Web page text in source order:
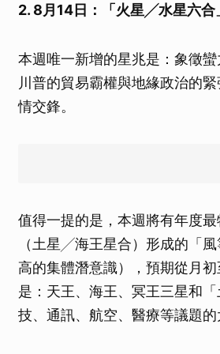
2. 8月14日：「火星╱水星六合
本週唯一新增的星兆是：象徵
川普的貿易霸權與地緣政治的
情交鋒。
值得一提的是，本週將有年度
（土星╱海王星合）形成的「
高的集體潛意識），預期從月
是：天王、海王、冥王三星和
技、通訊、航空、醫療等議題的